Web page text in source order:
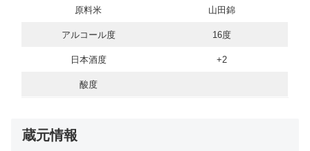
原料米 山田錦
アルコール度 16度
日本酒度 +2
酸度
蔵元情報